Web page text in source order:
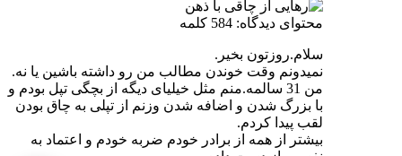
محتوای دیدگاه: 584 کلمه
سلام.روزتون بخیر.
نمیدونم وقت خوندن مطالب من رو داشته باشین یا نه.
من 31 سالمه.منم مثل خیلیای دیگه از بچگی تپل بودم و
با بزرگ شدن و اضافه شدن وزنم از تپلی به چاق بودن
لقب پیدا کردم.
بیشتر از همه از برادر خودم ضربه خودم و اعتماد به